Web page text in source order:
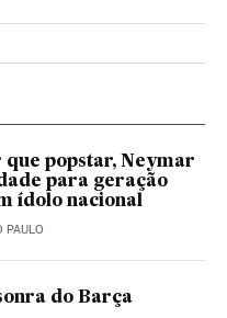
en Facebook
popstar, Neymar
para geração
ídolo nacional
PAULO
do Barça